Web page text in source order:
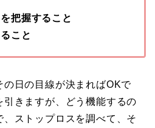
把握すること
こと
の日の目線が決まればOKで
きますが、どう機能するの
ストップロスを調べて、そ